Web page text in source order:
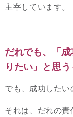
主宰しています。
だれでも、「
りたい」と思う
でも、成功したい
それは、だれの